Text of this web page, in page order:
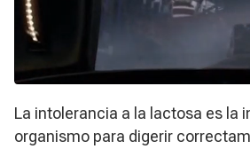
La intolerancia a la lactosa es la
organismo para digerir